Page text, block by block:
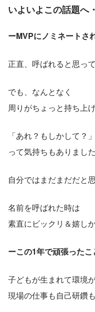
いよいよこの話題へ
ーMVPにノミネートさ
正直、呼ばれると思っ
でも、なんとなく
周りがちょっと持ち上
「あれ？もしかして？」
って気持ちもありました
自分ではまだまだだと
名前を呼ばれた時は
素直にビックリ＆嬉し
ーこの1年で頑張ったこ
子どもが生まれて環境
現場の仕事も自己研鑽